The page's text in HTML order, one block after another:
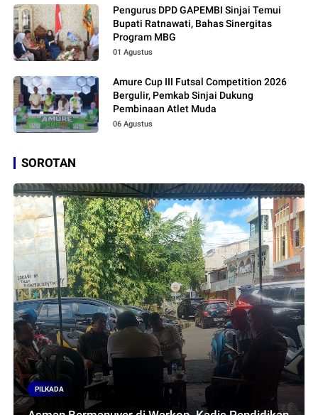
Pengurus DPD GAPEMBI Sinjai Temui
Bupati Ratnawati, Bahas Sinergitas
Program MBG
01 Agustus
Amure Cup III Futsal Competition 2026
Bergulir, Pemkab Sinjai Dukung
Pembinaan Atlet Muda
06 Agustus
SOROTAN
PILKADA